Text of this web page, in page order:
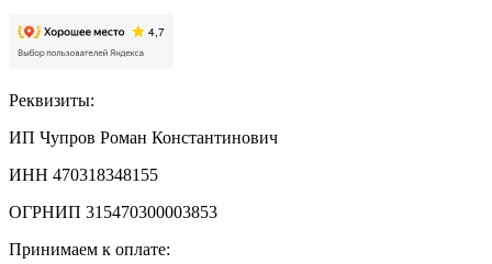
Реквизиты:
ИП Чупров Роман Константинович
ИНН 470318348155
ОГРНИП 315470300003853
Принимаем к оплате: